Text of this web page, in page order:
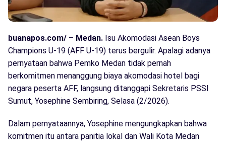
buanapos.com/ – Medan. Isu Akomodasi Asean Boys
Champions U-19 (AFF U-19) terus bergulir. Apalagi adanya
pernyataan bahwa Pemko Medan tidak pernah
berkomitmen menanggung biaya akomodasi hotel bagi
negara peserta AFF, langsung ditanggapi Sekretaris PSSI
Sumut, Yosephine Sembiring, Selasa (2/2026).
Dalam pernyataannya, Yosephine mengungkapkan bahwa
komitmen itu antara panitia lokal dan Wali Kota Medan